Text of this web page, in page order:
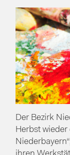
Der Bezirk
Herbst